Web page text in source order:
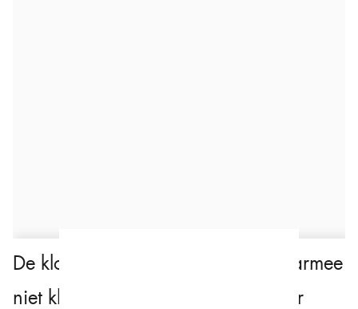
De kloof tussen de partijen lijkt daarmee
niet kleiner, maar juist zichtbaarder